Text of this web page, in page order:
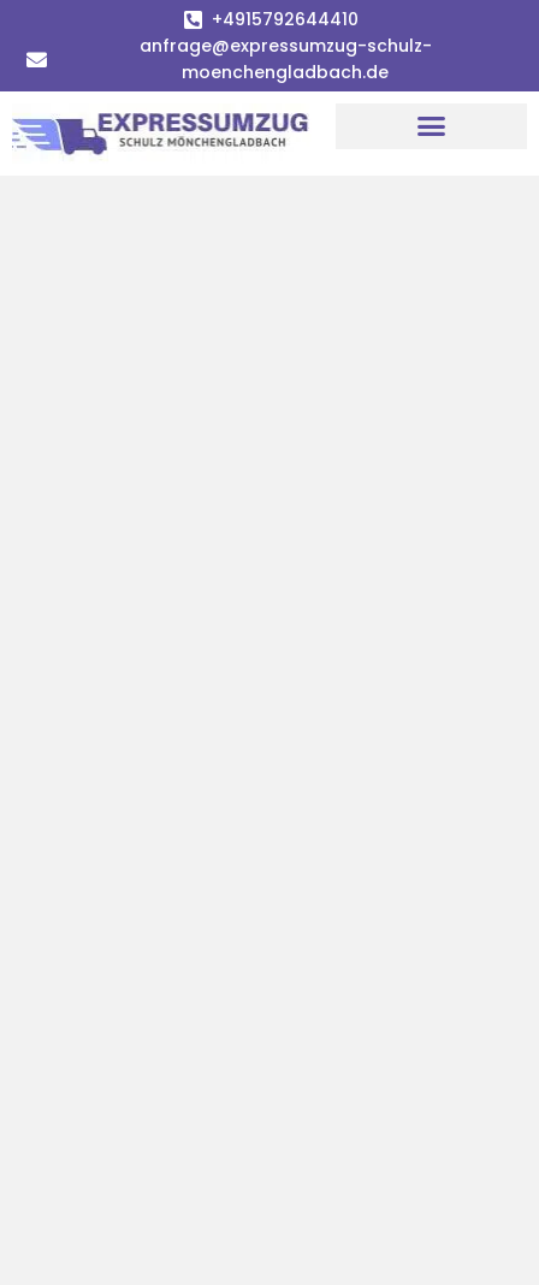
+4915792644410
anfrage@expressumzug-schulz-
moenchengladbach.de